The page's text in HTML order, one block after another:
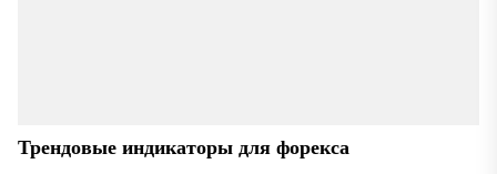
Трендовые индикаторы для форекса